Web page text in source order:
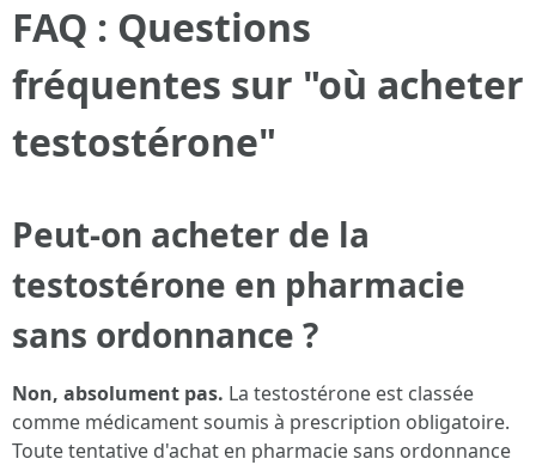
FAQ : Questions
fréquentes sur "où acheter
testostérone"
Peut-on acheter de la
testostérone en pharmacie
sans ordonnance ?
Non, absolument pas. La testostérone est classée
comme médicament soumis à prescription obligatoire.
Toute tentative d'achat en pharmacie sans ordonnance